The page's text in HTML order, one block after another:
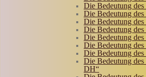
Die Bedeutung
Die Bedeutung des
Die Bedeutung des
Die Bedeutung
Die Bedeutung
Die Bedeutung des
Die Bedeutung
Die Bedeutung
DH“